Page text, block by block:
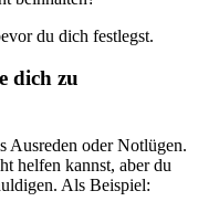
du dich festlegst.
dich zu
Ausreden oder Notlügen.
helfen kannst, aber du
Als Beispiel: